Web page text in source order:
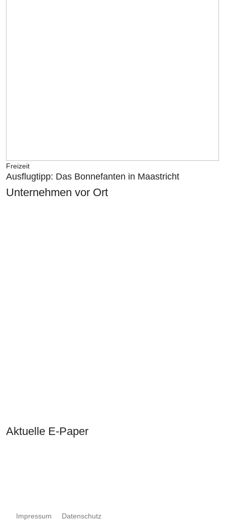
Freizeit
Ausflugtipp: Das Bonnefanten in Maastricht
Unternehmen vor Ort
Aktuelle E-Paper
Impressum
Datenschutz